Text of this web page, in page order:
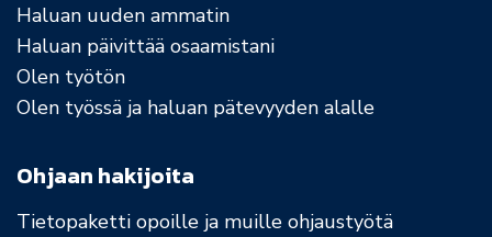
Haluan uuden ammatin
Haluan päivittää osaamistani
Olen työtön
Olen työssä ja haluan pätevyyden alalle
Ohjaan hakijoita
Tietopaketti opoille ja muille ohjaustyötä